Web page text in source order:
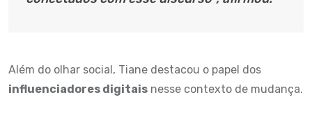
Além do olhar social, Tiane destacou o papel dos
influenciadores digitais nesse contexto de mudança.